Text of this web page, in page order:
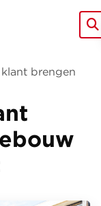
brengen